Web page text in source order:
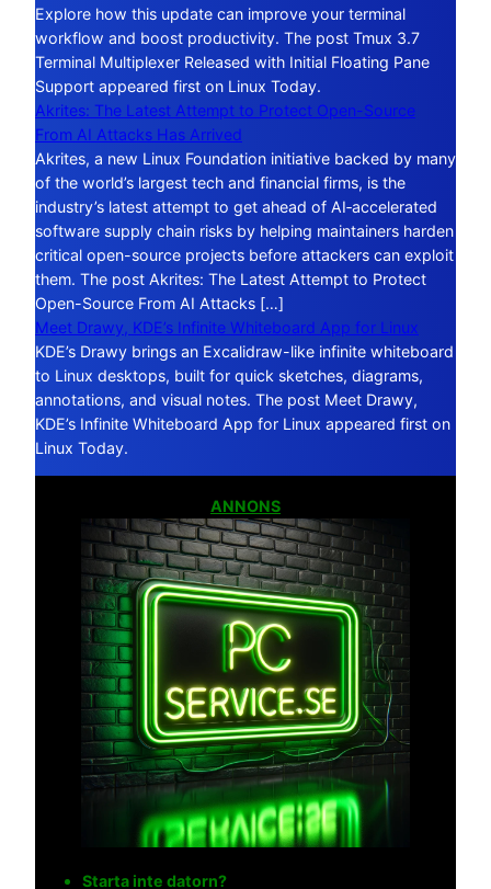
Explore how this update can improve your terminal
workflow and boost productivity. The post Tmux 3.7
Terminal Multiplexer Released with Initial Floating Pane
Support appeared first on Linux Today.
Akrites: The Latest Attempt to Protect Open-Source
From AI Attacks Has Arrived
Akrites, a new Linux Foundation initiative backed by many
of the world’s largest tech and financial firms, is the
industry’s latest attempt to get ahead of AI‑accelerated
software supply chain risks by helping maintainers harden
critical open-source projects before attackers can exploit
them. The post Akrites: The Latest Attempt to Protect
Open-Source From AI Attacks […]
Meet Drawy, KDE’s Infinite Whiteboard App for Linux
KDE’s Drawy brings an Excalidraw-like infinite whiteboard
to Linux desktops, built for quick sketches, diagrams,
annotations, and visual notes. The post Meet Drawy,
KDE’s Infinite Whiteboard App for Linux appeared first on
Linux Today.
ANNONS
Starta inte datorn?